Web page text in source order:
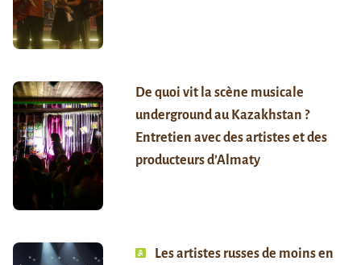
De quoi vit la scène musicale
underground au Kazakhstan ?
Entretien avec des artistes et des
producteurs d’Almaty
Les artistes russes de moins en